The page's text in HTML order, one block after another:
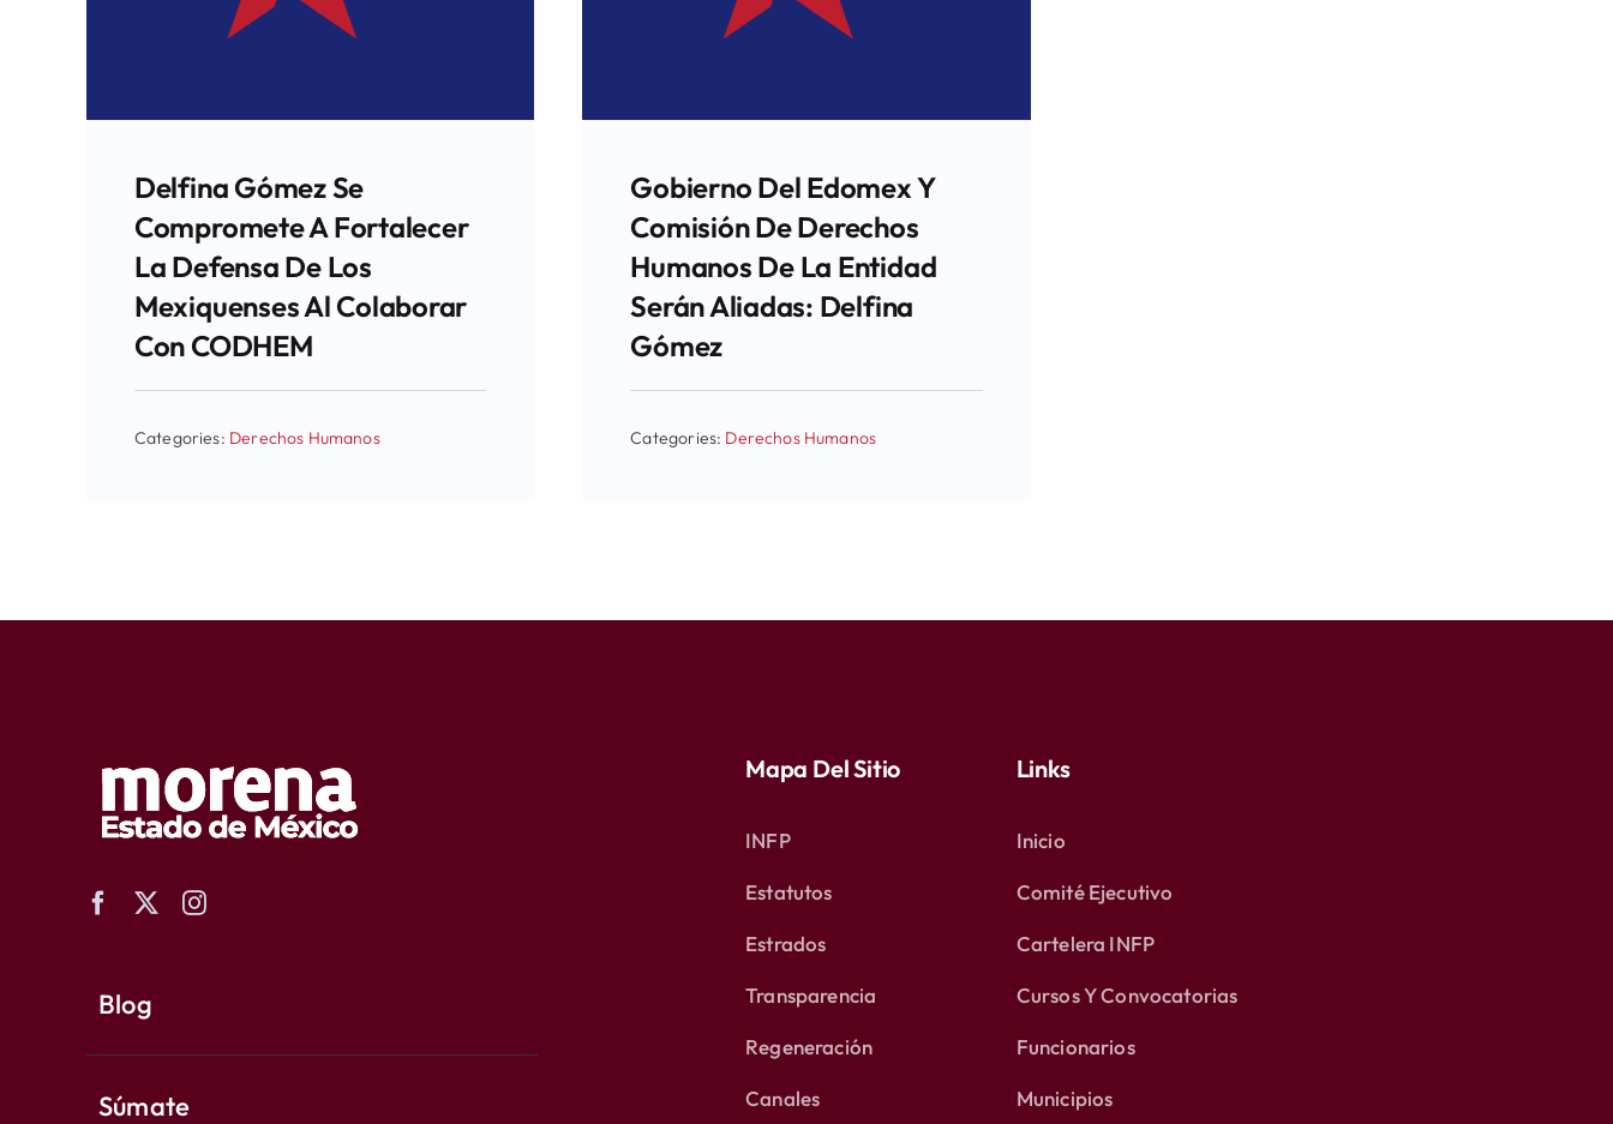
Delfina Gómez Se
Compromete A Fortalecer
La Defensa De Los
Mexiquenses Al Colaborar
Con CODHEM
Categories: Derechos Humanos
Gobierno Del Edomex Y
Comisión De Derechos
Humanos De La Entidad
Serán Aliadas: Delfina
Gómez
Categories: Derechos Humanos
Blog
Súmate
Mapa Del Sitio
INFP
Estatutos
Estrados
Transparencia
Regeneración
Canales
Links
Inicio
Comité Ejecutivo
Cartelera INFP
Cursos Y Convocatorias
Funcionarios
Municipios